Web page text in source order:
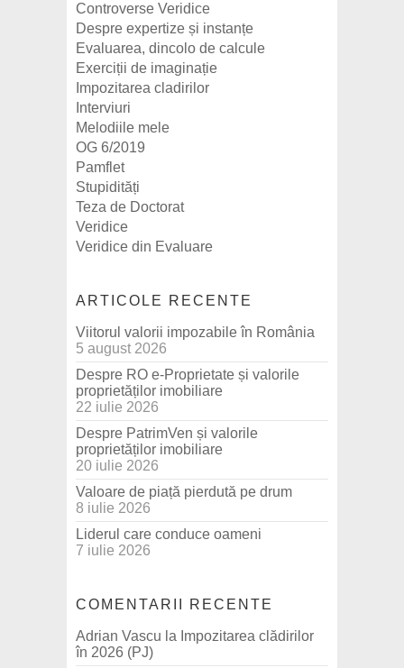
Controverse Veridice
Despre expertize și instanțe
Evaluarea, dincolo de calcule
Exerciții de imaginație
Impozitarea cladirilor
Interviuri
Melodiile mele
OG 6/2019
Pamflet
Stupidități
Teza de Doctorat
Veridice
Veridice din Evaluare
ARTICOLE RECENTE
Viitorul valorii impozabile în România
5 august 2026
Despre RO e-Proprietate și valorile
proprietăților imobiliare
22 iulie 2026
Despre PatrimVen și valorile
proprietăților imobiliare
20 iulie 2026
Valoare de piață pierdută pe drum
8 iulie 2026
Liderul care conduce oameni
7 iulie 2026
COMENTARII RECENTE
Adrian Vascu la Impozitarea clădirilor
în 2026 (PJ)